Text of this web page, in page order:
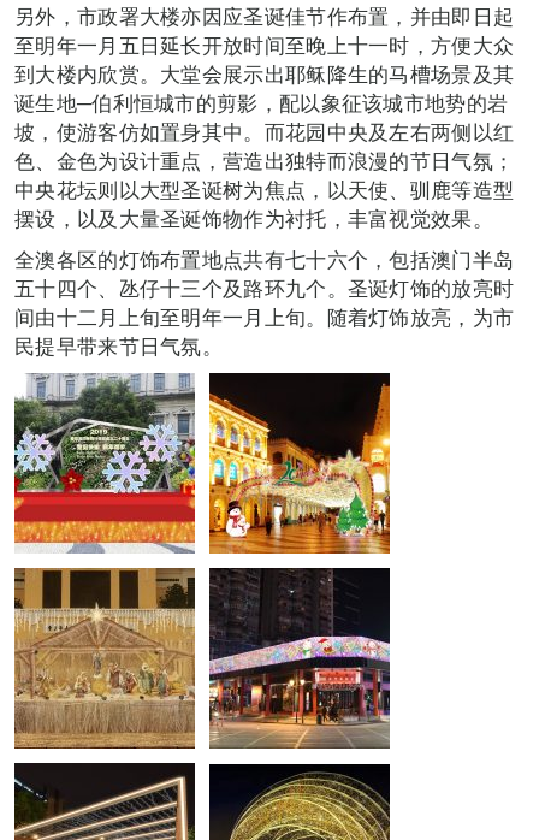
另外，市政署大楼亦因应圣诞佳节作布置，并由即日起
至明年一月五日延长开放时间至晚上十一时，方便大众
到大楼内欣赏。大堂会展示出耶稣降生的马槽场景及其
诞生地─伯利恒城市的剪影，配以象征该城市地势的岩
坡，使游客仿如置身其中。而花园中央及左右两侧以红
色、金色为设计重点，营造出独特而浪漫的节日气氛；
中央花坛则以大型圣诞树为焦点，以天使、驯鹿等造型
摆设，以及大量圣诞饰物作为衬托，丰富视觉效果。
全澳各区的灯饰布置地点共有七十六个，包括澳门半岛
五十四个、氹仔十三个及路环九个。圣诞灯饰的放亮时
间由十二月上旬至明年一月上旬。随着灯饰放亮，为市
民提早带来节日气氛。